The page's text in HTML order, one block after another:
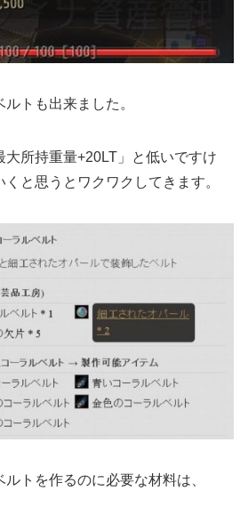
トも出来ました。
大所持重量+20LT」と低いですけ
と思うとワクワクしてきます。
トを作るのに必要な材料は、